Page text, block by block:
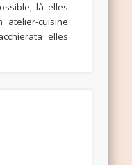
là elles
cuisine
elles